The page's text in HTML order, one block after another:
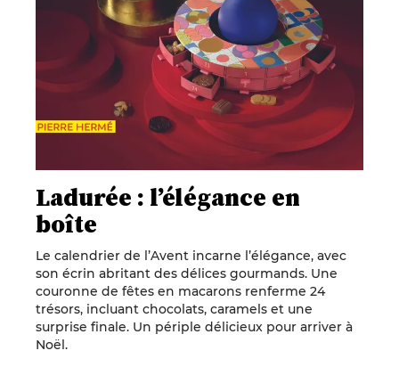
Ladurée : l’élégance en
boîte
Le calendrier de l’Avent incarne l’élégance, avec
son écrin abritant des délices gourmands. Une
couronne de fêtes en macarons renferme 24
trésors, incluant chocolats, caramels et une
surprise finale. Un périple délicieux pour arriver à
Noël.